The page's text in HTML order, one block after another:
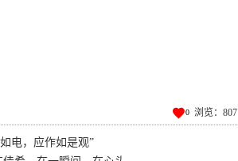
浏览：807
0
电，应作如是观”